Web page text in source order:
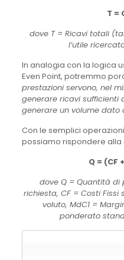
T =
dove T = Ricavi totali
l’utile
In analogia con la logica
Even Point, potremmo
prestazioni servono, nel
generare ricavi sufficienti
generare un volume dato
Con le semplici
possiamo rispondere
Q = (CF
dove Q = Quantità di
richiesta, CF = Costi
voluto, MdC1 =
ponderato